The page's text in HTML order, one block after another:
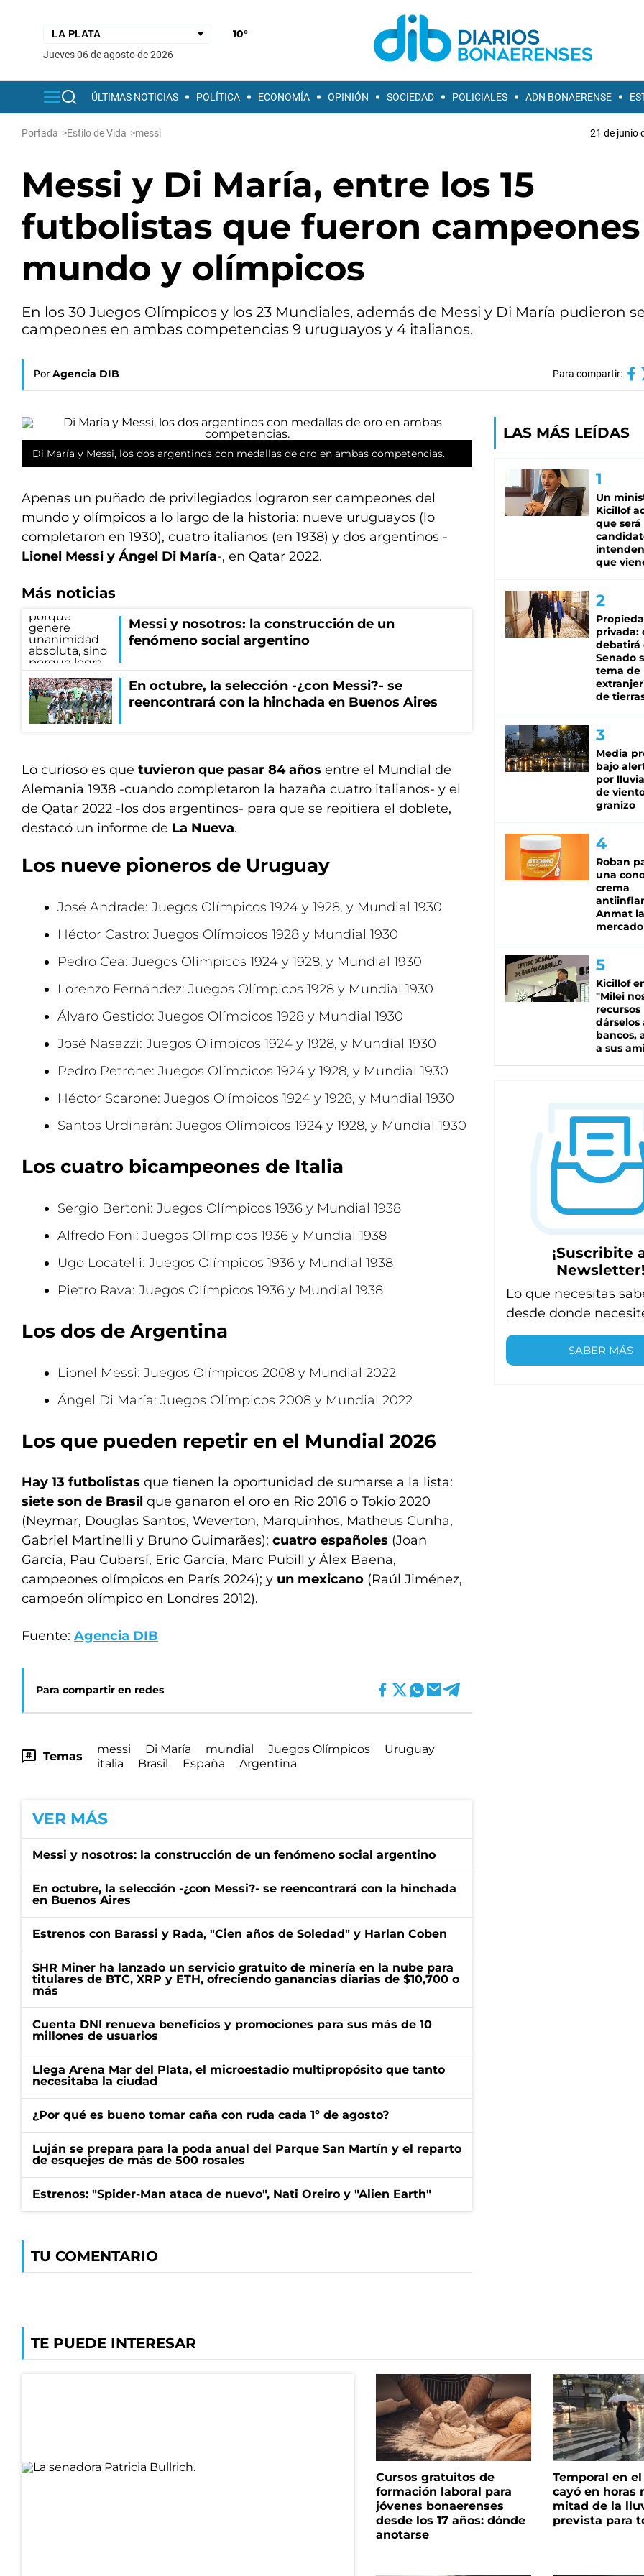
10°
jueves 06 de agosto de 2026
ÚLTIMAS NOTICIAS POLÍTICA ECONOMÍA OPINIÓN SOCIEDAD POLICIALES ADN BONAERENSE
Portada >Estilo de Vida >messi 21 de junio
Messi y Di María, entre los 15
futbolistas que fueron
mundo y olímpicos
En los 30 Juegos Olímpicos y los 23 Mundiales, además de Messi y Di María pudieron
campeones en ambas competencias 9 uruguayos y 4 italianos.
Por Agencia DIB Para compartir:
Di María y Messi, los dos argentinos con medallas de oro en ambas competencias.
Apenas un puñado de privilegiados lograron ser campeones del
mundo y olímpicos a lo largo de la historia: nueve uruguayos (lo
completaron en 1930), cuatro italianos (en 1938) y dos argentinos -
Lionel Messi y Ángel Di María-, en Qatar 2022.
Más noticias
Messi y nosotros: la construcción de un
fenómeno social argentino
En octubre, la selección -¿con Messi?- se
reencontrará con la hinchada en Buenos Aires
Lo curioso es que tuvieron que pasar 84 años entre el Mundial de
Alemania 1938 -cuando completaron la hazaña cuatro italianos- y el
de Qatar 2022 -los dos argentinos- para que se repitiera el doblete,
destacó un informe de La Nueva.
Los nueve pioneros de Uruguay
José Andrade: Juegos Olímpicos 1924 y 1928, y Mundial 1930
Héctor Castro: Juegos Olímpicos 1928 y Mundial 1930
Pedro Cea: Juegos Olímpicos 1924 y 1928, y Mundial 1930
Lorenzo Fernández: Juegos Olímpicos 1928 y Mundial 1930
Álvaro Gestido: Juegos Olímpicos 1928 y Mundial 1930
José Nasazzi: Juegos Olímpicos 1924 y 1928, y Mundial 1930
Pedro Petrone: Juegos Olímpicos 1924 y 1928, y Mundial 1930
Héctor Scarone: Juegos Olímpicos 1924 y 1928, y Mundial 1930
Santos Urdinarán: Juegos Olímpicos 1924 y 1928, y Mundial 1930
Los cuatro bicampeones de Italia
Sergio Bertoni: Juegos Olímpicos 1936 y Mundial 1938
Alfredo Foni: Juegos Olímpicos 1936 y Mundial 1938
Ugo Locatelli: Juegos Olímpicos 1936 y Mundial 1938
Pietro Rava: Juegos Olímpicos 1936 y Mundial 1938
Los dos de Argentina
Lionel Messi: Juegos Olímpicos 2008 y Mundial 2022
Ángel Di María: Juegos Olímpicos 2008 y Mundial 2022
Los que pueden repetir en el Mundial 2026
Hay 13 futbolistas que tienen la oportunidad de sumarse a la lista:
siete son de Brasil que ganaron el oro en Rio 2016 o Tokio 2020
(Neymar, Douglas Santos, Weverton, Marquinhos, Matheus Cunha,
Gabriel Martinelli y Bruno Guimarães); cuatro españoles (Joan
García, Pau Cubarsí, Eric García, Marc Pubill y Álex Baena,
campeones olímpicos en París 2024); y un mexicano (Raúl Jiménez,
campeón olímpico en Londres 2012).
Fuente: Agencia DIB
Para compartir en redes
Temas
messi Di María mundial Juegos Olímpicos
Uruguay
italia
Brasil España Argentina
VER MÁS
Messi y nosotros: la construcción de un fenómeno social argentino
En octubre, la selección -¿con Messi?- se reencontrará con la hinchada
en Buenos Aires
Estrenos con Barassi y Rada, "Cien años de Soledad" y Harlan Coben
SHR Miner ha lanzado un servicio gratuito de minería en la nube para
titulares de BTC, XRP y ETH, ofreciendo ganancias diarias de $10,700 o
más
Cuenta DNI renueva beneficios y promociones para sus más de 10
millones de usuarios
Llega Arena Mar del Plata, el microestadio multipropósito que tanto
necesitaba la ciudad
¿Por qué es bueno tomar caña con ruda cada 1º de agosto?
Luján se prepara para la poda anual del Parque San Martín y el reparto
de esquejes de más de 500 rosales
Estrenos: "Spider-Man ataca de nuevo", Nati Oreiro y "Alien Earth"
TU COMENTARIO
LAS MÁS LEÍDAS
Un
Kicillof
que será
que
privada:
debatirá
Senado
tema de
de
Media
bajo
por
de
granizo
Roban
una
crema
Anmat
mercado
Kicillof
"Milei
recursos
dárselos
bancos,
a sus
¡Suscribite
Newsletter!
Lo que necesitas
desde donde
SABER MÁS
TE PUEDE INTERESAR
Cursos gratuitos de
formación laboral para
jóvenes bonaerenses
desde los 17 años: dónde
anotarse
Temporal en el
cayó en horas
mitad de la
prevista para